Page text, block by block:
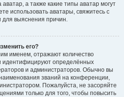
а также какие типы аватар могут
использовать аватары, свяжитесь с
выяснения причин.
его?
именем, отражают количество
идентифицируют определённых
и администраторов. Обычно вы
званий на конференции,
Пожалуйста, не засоряйте
только для того, чтобы повысить